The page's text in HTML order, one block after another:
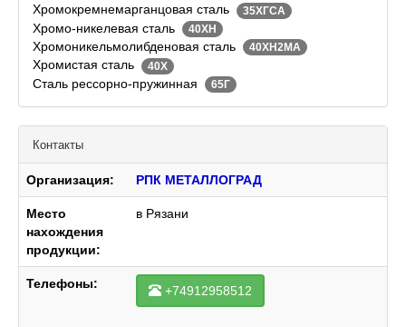
Хромокремнемарганцовая сталь 35ХГСА
Хромо-никелевая сталь 40ХН
Хромоникельмолибденовая сталь 40ХН2МА
Хромистая сталь 40Х
Сталь рессорно-пружинная 65Г
Контакты
Организация: РПК МЕТАЛЛОГРАД
Место
нахождения
продукции:
в Рязани
Телефоны: +74912958512